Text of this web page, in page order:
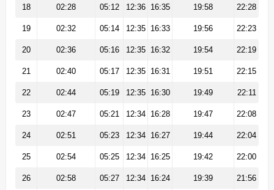
18 02:28 05:12 12:36 16:35 19:58 22:28
19 02:32 05:14 12:35 16:33 19:56 22:23
20 02:36 05:16 12:35 16:32 19:54 22:19
21 02:40 05:17 12:35 16:31 19:51 22:15
22 02:44 05:19 12:35 16:30 19:49 22:11
23 02:47 05:21 12:34 16:28 19:47 22:08
24 02:51 05:23 12:34 16:27 19:44 22:04
25 02:54 05:25 12:34 16:25 19:42 22:00
26 02:58 05:27 12:34 16:24 19:39 21:56